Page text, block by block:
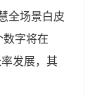
全场景白皮
数字将在
发展，其